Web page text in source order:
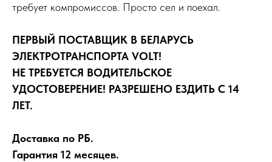
требует компромиссов. Просто сел и поехал.
ПЕРВЫЙ ПОСТАВЩИК В БЕЛАРУСЬ
ЭЛЕКТРОТРАНСПОРТА VOLT!
НЕ ТРЕБУЕТСЯ ВОДИТЕЛЬСКОЕ
УДОСТОВЕРЕНИЕ! РАЗРЕШЕНО ЕЗДИТЬ С 14
ЛЕТ.
Доставка по РБ.
Гарантия 12 месяцев.